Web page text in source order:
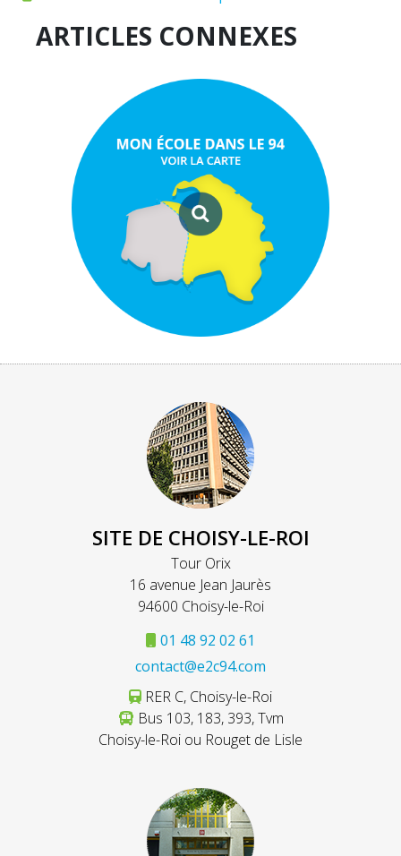
ARTICLES CONNEXES
SITE DE CHOISY-LE-ROI
Tour Orix
16 avenue Jean Jaurès
94600 Choisy-le-Roi
01 48 92 02 61
contact@e2c94.com
RER C, Choisy-le-Roi
Bus 103, 183, 393, Tvm
Choisy-le-Roi ou Rouget de Lisle